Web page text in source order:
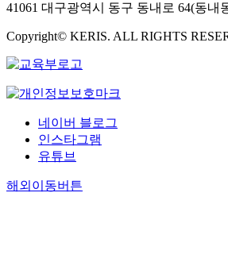
41061 대구광역시 동구 동내로 64(동내
Copyright© KERIS. ALL RIGHTS
네이버 블로그
인스타그램
유튜브
해외이동버튼